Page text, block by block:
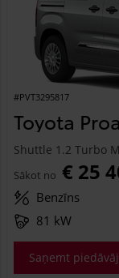
#PVT3295817
Toyota
Shuttle 1.2 Turbo
Sākot no € 25
Benzīns
81 kW
Saņemt